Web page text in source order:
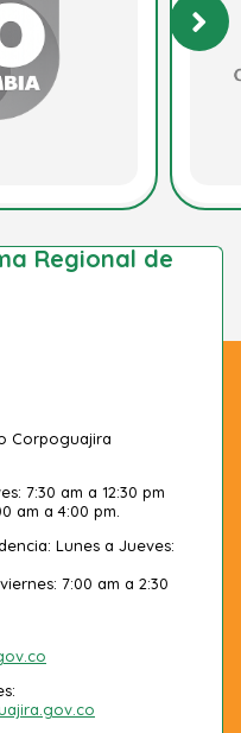
Regional de
Corpoguajira
7:30 am a 12:30 pm
am a 4:00 pm.
Lunes a Jueves:
7:00 am a 2:30